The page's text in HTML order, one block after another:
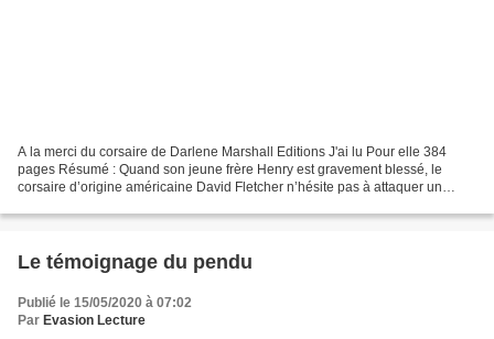
A la merci du corsaire de Darlene Marshall Editions J'ai lu Pour elle 384
pages Résumé : Quand son jeune frère Henry est gravement blessé, le
corsaire d’origine américaine David Fletcher n’hésite pas à attaquer un
Le témoignage du pendu
Publié le 15/05/2020 à 07:02
Par Evasion Lecture